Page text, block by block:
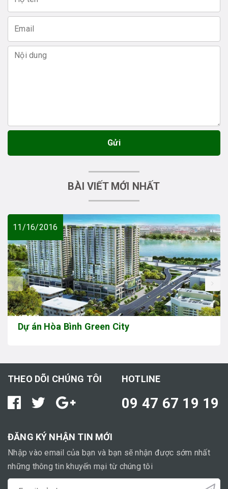
Gửi
BÀI VIẾT MỚI NHẤT
11/16/2016
Dự án Hòa Bình Green City
prev
THEO DÕI CHÚNG TÔI HOTLINE
09 47 67 19 19
ĐĂNG KÝ NHẬN TIN MỚI
Nhập vào email của bạn và bạn sẽ nhận được sớm nhất
những thông tin khuyến mại từ chúng tôi